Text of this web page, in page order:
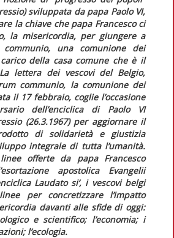
sviluppata da papa Paolo VI,
la chiave che papa Francesco ci
la misericordia, per giungere a
, una comunione dei
della casa comune che è il
La lettera dei vescovi del Belgio,
communio, la comunione dei
il 17 febbraio, coglie l’occasione
dell’enciclica di Paolo VI
(26.3.1967) per aggiornare il
di solidarietà e giustizia
integrale di tutta l’umanità.
offerte da papa Francesco
apostolica Evangelii
Laudato si’, i vescovi belgi
per concretizzare l’impatto
davanti alle sfide di oggi:
e scientifico; l’economia; i
l’ecologia.